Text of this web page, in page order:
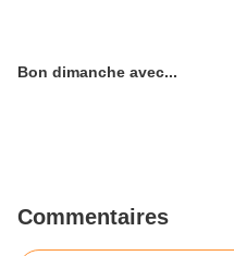
Bon dimanche avec...
Commentaires